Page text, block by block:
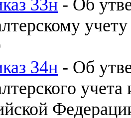
33н - Об
34н - Об